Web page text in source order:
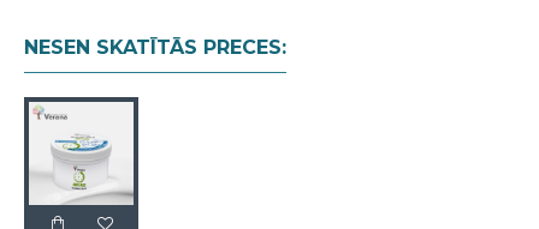
destilēts ūdens, rapšu eļļa, kukurūzas eļļa,
Krēmveida masāžas krēma bāze palīdz sastāvdaļām
dziļi iekļūt visos ādas slāņos, efektīvi mitrinot un
barojot ādu pat īsas masāžas laikā. Masāžas krēms
NESEN SKATĪTĀS PRECES: